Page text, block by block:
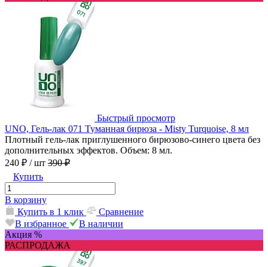
Быстрый просмотр
UNO, Гель-лак 071 Туманная бирюза - Misty Turquoise, 8 мл
Плотный гель-лак приглушенного бирюзово-синего цвета без
дополнительных эффектов. Объем: 8 мл.
240 ₽ / шт 390 ₽
Купить
В корзину
Купить в 1 клик
Сравнение
В избранное
В наличии
Акция %
РАСПРОДАЖА